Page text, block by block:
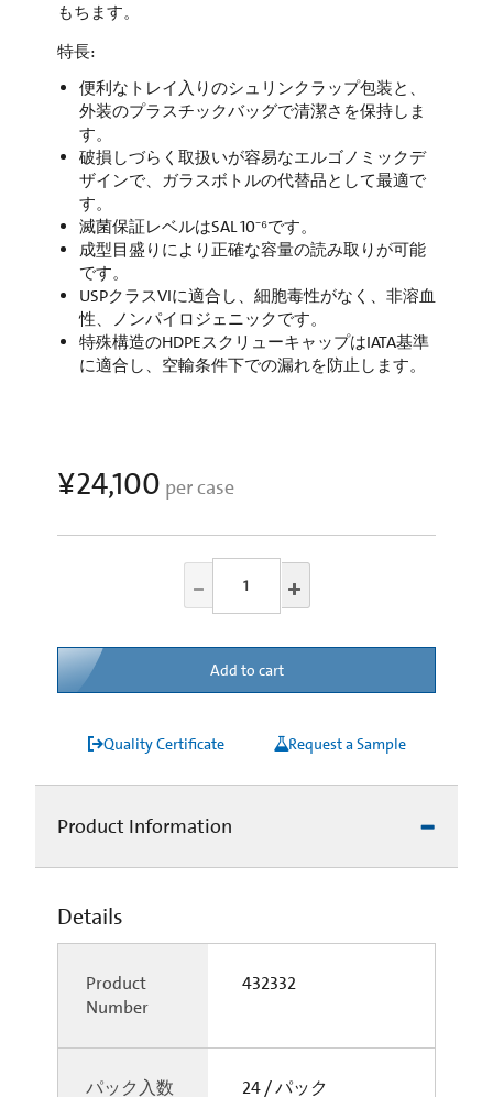
もちます。
特長:
便利なトレイ入りのシュリンクラップ包装と、
外装のプラスチックバッグで清潔さを保持しま
す。
破損しづらく取扱いが容易なエルゴノミックデ
ザインで、ガラスボトルの代替品として最適で
す。
滅菌保証レベルはSAL 10⁻⁶です。
成型目盛りにより正確な容量の読み取りが可能
です。
USPクラスVIに適合し、細胞毒性がなく、非溶血
性、ノンパイロジェニックです。
特殊構造のHDPEスクリューキャップはIATA基準
に適合し、空輸条件下での漏れを防止します。
¥24,100 per case
Add to cart
Quality Certificate Request a Sample
Product Information
Details
Product
Number
432332
パック入数 24 / パック